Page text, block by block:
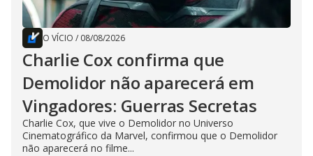
O VÍCIO / 08/08/2026
Charlie Cox confirma que
Demolidor não aparecerá em
Vingadores: Guerras Secretas
Charlie Cox, que vive o Demolidor no Universo
Cinematográfico da Marvel, confirmou que o Demolidor
não aparecerá no filme...